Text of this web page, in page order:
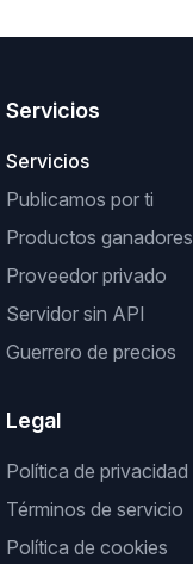
Servicios
Servicios
Publicamos por ti
Productos ganadores
Proveedor privado
Servidor sin API
Guerrero de precios
Legal
Política de privacidad
Términos de servicio
Política de cookies